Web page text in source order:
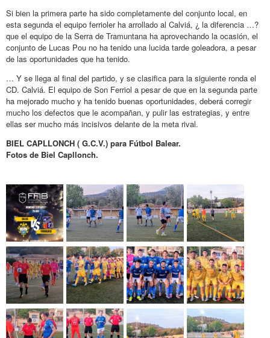
Si bien la primera parte ha sido completamente del conjunto local, en
esta segunda el equipo ferrioler ha arrollado al Calviá, ¿ la diferencia …?
que el equipo de la Serra de Tramuntana ha aprovechando la ocasión, el
conjunto de Lucas Pou no ha tenido una lucida tarde goleadora, a pesar
de las oportunidades que ha tenido.
… Y se llega al final del partido, y se clasifica para la siguiente ronda el
CD. Calviá. El equipo de Son Ferriol a pesar de que en la segunda parte
ha mejorado mucho y ha tenido buenas oportunidades, deberá corregir
mucho los defectos que le acompañan, y pulir las estrategias, y entre
ellas ser mucho más incisivos delante de la meta rival.
BIEL CAPLLONCH ( G.C.V.) para Fútbol Balear.
Fotos de Biel Capllonch.